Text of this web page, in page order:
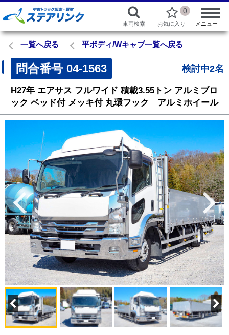
車両検索
0
お気に入り メニュー
一覧へ戻る 平ボディ/Wキャブ一覧へ戻る
問合番号 04-1563 検討中2名
H27年 エアサス フルワイド 積載3.55トン アルミブロ
ック ベッド付 メッキ付 丸環フック アルミホイール